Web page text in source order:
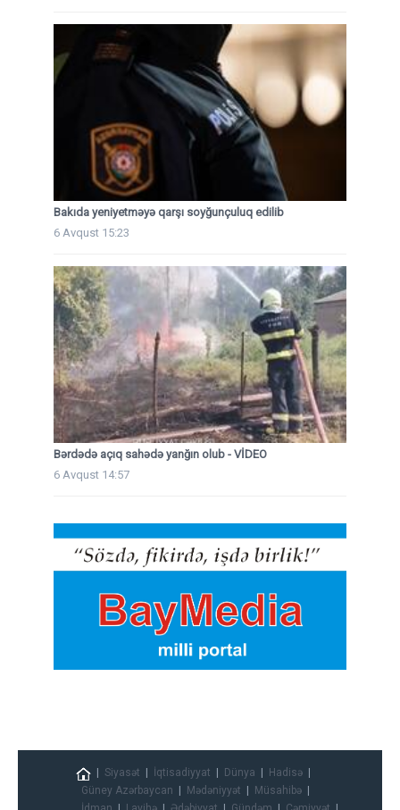
Bakıda yeniyetməyə qarşı soyğunçuluq edilib
6 Avqust 15:23
Bərdədə açıq sahədə yanğın olub - VİDEO
6 Avqust 14:57
Siyasət İqtisadiyyat Dünya
Hadisə
Güney Azərbaycan
Mədəniyyət
Müsahibə